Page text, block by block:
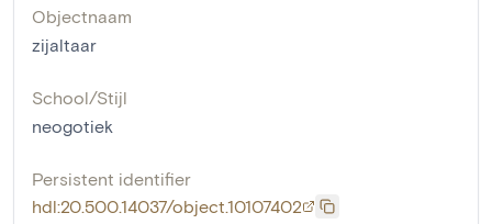
Objectnaam
zijaltaar
School/Stijl
neogotiek
Persistent identifier
hdl:20.500.14037/object.10107402